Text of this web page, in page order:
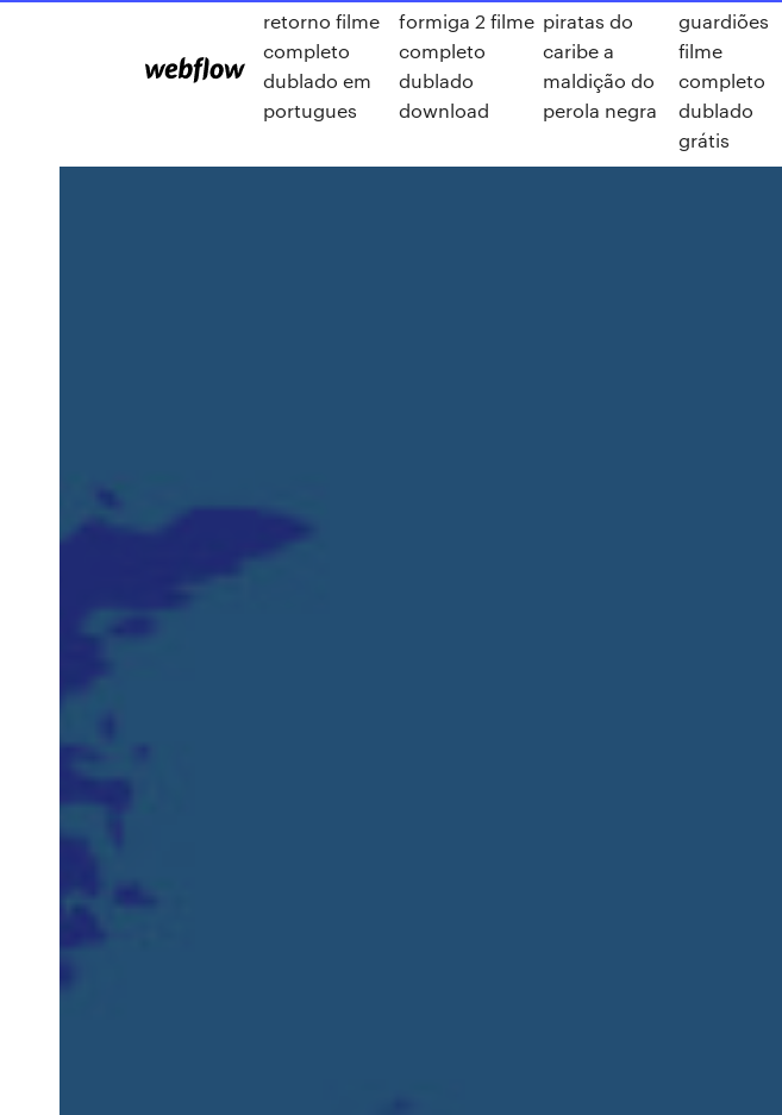
retorno filme
completo
dublado em
portugues
formiga 2 filme
completo
dublado
download
piratas do
caribe a
maldição do
perola negra
guardiões
filme
completo
dublado
grátis